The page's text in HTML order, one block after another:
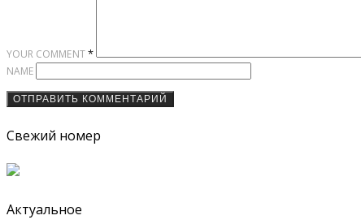
YOUR COMMENT*
NAME
Свежий номер
Актуальное